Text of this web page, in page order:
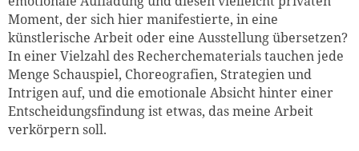
Moment, der sich hier manifestierte, in eine
künstlerische Arbeit oder eine Ausstellung übersetzen?
In einer Vielzahl des Recherchematerials tauchen jede
Menge Schauspiel, Choreografien, Strategien und
Intrigen auf, und die emotionale Absicht hinter einer
Entscheidungsfindung ist etwas, das meine Arbeit
verkörpern soll.